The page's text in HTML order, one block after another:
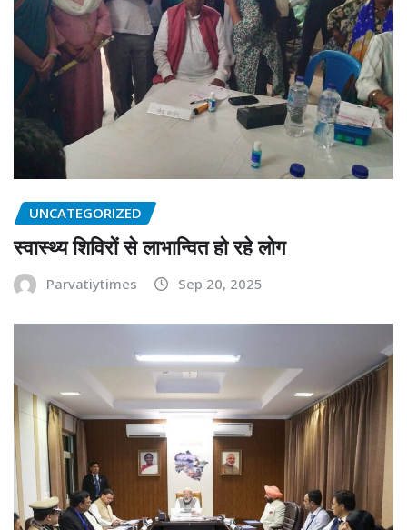
UNCATEGORIZED
स्वास्थ्य शिविरों से लाभान्वित हो रहे लोग
Parvatiytimes Sep 20, 2025